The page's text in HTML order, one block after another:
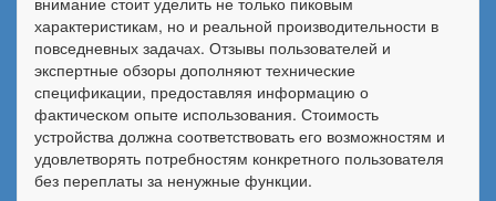
характеристикам, но и реальной производительности в
повседневных задачах. Отзывы пользователей и
экспертные обзоры дополняют технические
спецификации, предоставляя информацию о
фактическом опыте использования. Стоимость
устройства должна соответствовать его возможностям и
удовлетворять потребностям конкретного пользователя
без переплаты за ненужные функции.